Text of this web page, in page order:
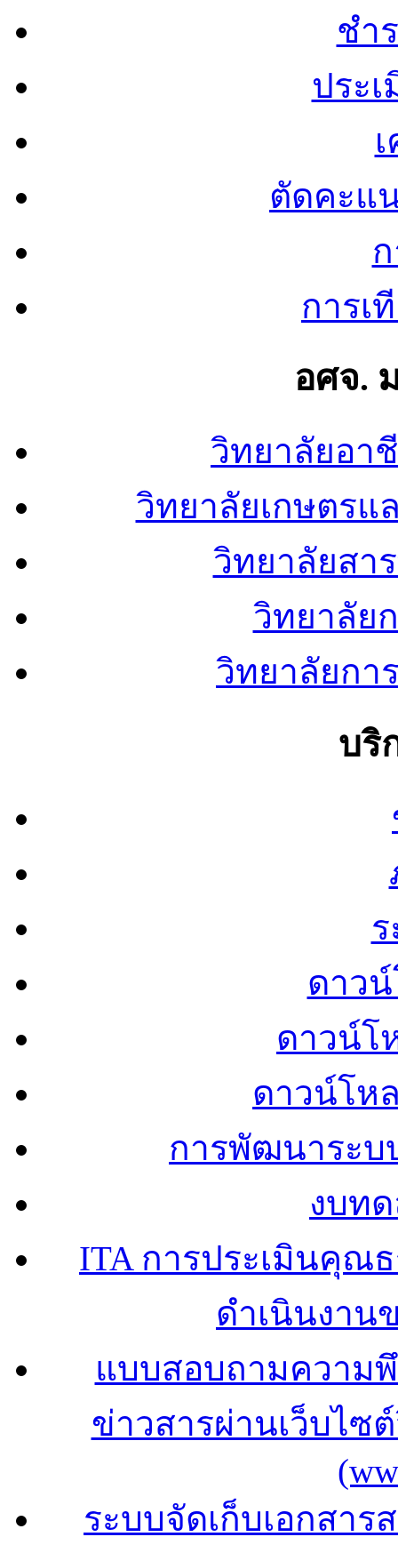
ชำ
ประ
ตัดคะแ
การเ
อศจ.
วิทยาลัยอา
วิทยาลัยเกษตรแ
วิทยาลัยสา
วิทยาลัย
วิทยาลัยก
บริ
ดาว
ดาวน์โ
ดาวน์โห
การพัฒนาระ
งบท
ITA การประเมินคุณ
ดำเนินงาน
แบบสอบถามความ
ข่าวสารผ่านเว็บไซ
ระบบจัดเก็บเอกสา